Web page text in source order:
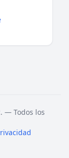
— Todos los